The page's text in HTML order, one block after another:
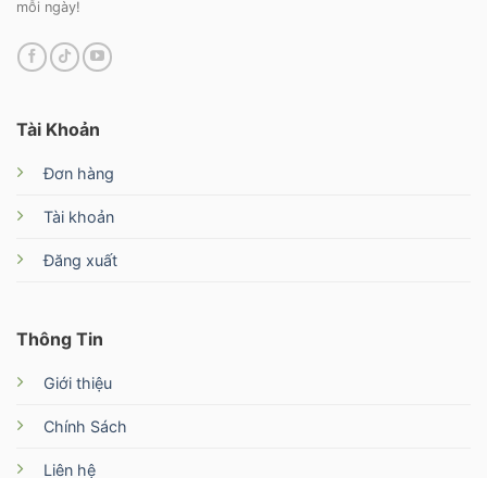
mỗi ngày!
Tài Khoản
Đơn hàng
Tài khoản
Đăng xuất
Thông Tin
Giới thiệu
Chính Sách
Liên hệ